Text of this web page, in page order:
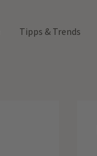
Tipps & Trends